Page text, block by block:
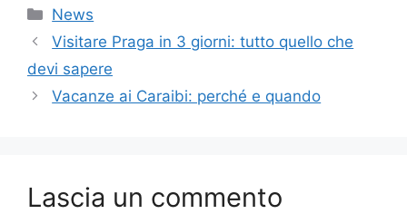
Categorie
News
Visitare Praga in 3 giorni: tutto quello che
devi sapere
Vacanze ai Caraibi: perché e quando
Lascia un commento